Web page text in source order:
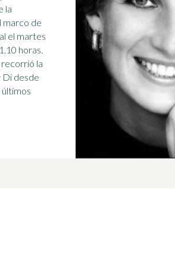
la
marco de
el martes
horas.
la
desde
últimos